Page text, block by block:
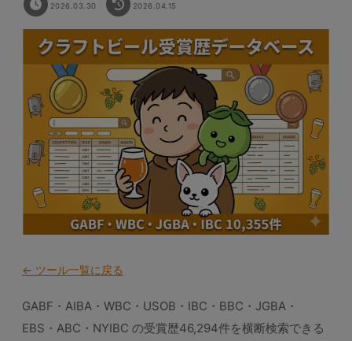
2026.03.30 2026.04.15
← ツール一覧に戻る
GABF・AIBA・WBC・USOB・IBC・BBC・JGBA・
EBS・ABC・NYIBC の受賞歴46,294件を横断検索できる